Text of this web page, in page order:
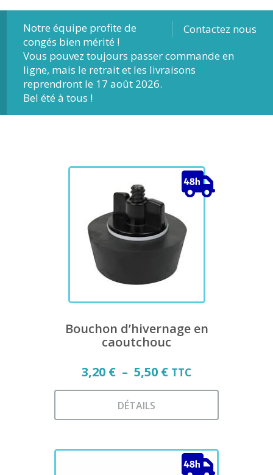
Contactez nous
Notre équipe profite de
congés bien mérité !
Vous pouvez toujours passer commande en
ligne, mais le retrait et les livraisons
reprendront le 17 août 2026.
Bel été à tous !
Bouchon d’hivernage en
caoutchouc
3,20 € – 5,50 €Plage
de
3,20 €
5,50 €
TTC
DÉTAILS
a